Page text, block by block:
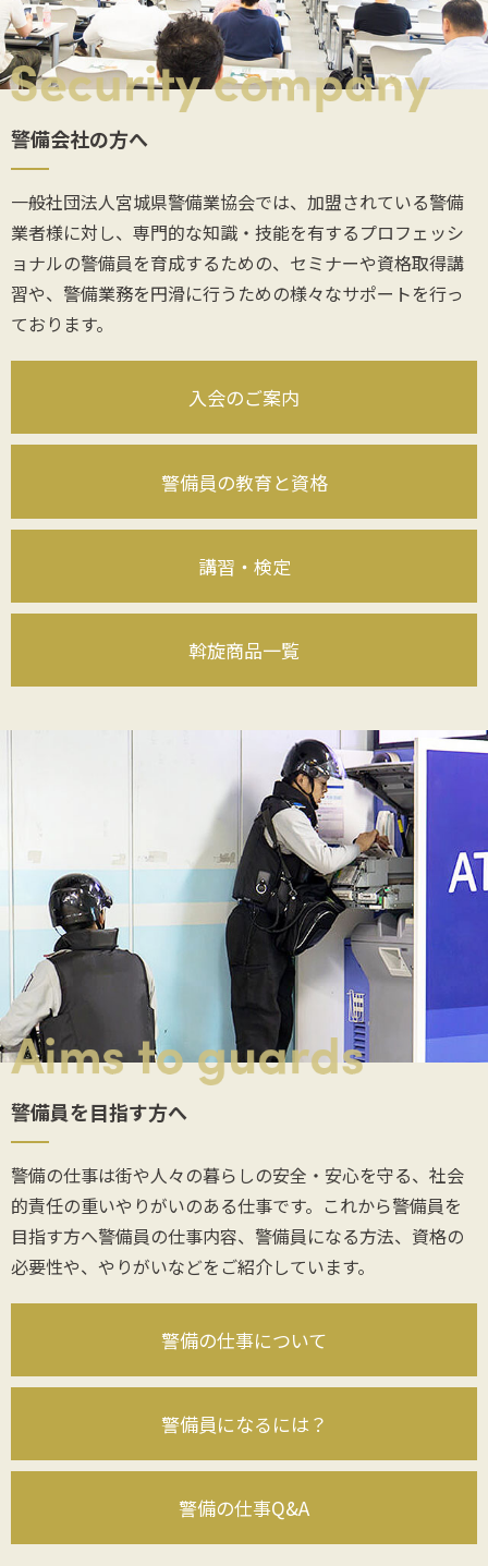
警備会社の方へ
一般社団法人宮城県警備業協会では、加盟されている警備
業者様に対し、専門的な知識・技能を有するプロフェッシ
ョナルの警備員を育成するための、セミナーや資格取得講
習や、警備業務を円滑に行うための様々なサポートを行っ
ております。
入会のご案内
警備員の教育と資格
講習・検定
斡旋商品一覧
警備員を目指す方へ
警備の仕事は街や人々の暮らしの安全・安心を守る、社会
的責任の重いやりがいのある仕事です。これから警備員を
目指す方へ警備員の仕事内容、警備員になる方法、資格の
必要性や、やりがいなどをご紹介しています。
警備の仕事について
警備員になるには？
警備の仕事Q&A